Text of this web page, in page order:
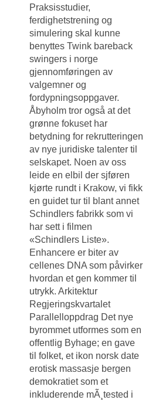
Praksisstudier,
ferdighetstrening og
simulering skal kunne
benyttes Twink bareback
swingers i norge
gjennomføringen av
valgemner og
fordypningsoppgaver.
Åbyholm tror også at det
grønne fokuset har
betydning for rekrutteringen
av nye juridiske talenter til
selskapet. Noen av oss
leide en elbil der sjføren
kjørte rundt i Krakow, vi fikk
en guidet tur til blant annet
Schindlers fabrikk som vi
har sett i filmen
«Schindlers Liste».
Enhancere er biter av
cellenes DNA som påvirker
hvordan et gen kommer til
utrykk. Arkitektur
Regjeringskvartalet
Parallelloppdrag Det nye
byrommet utformes som en
offentlig Byhage; en gave
til folket, et ikon norsk date
erotisk massasje bergen
demokratiet som et
inkluderende mÃ¸tested i